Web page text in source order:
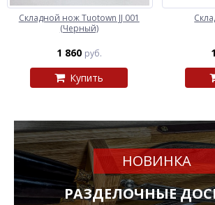
Складной нож Tuotown JJ 001
(Черный)
1 860 руб.
Купить
НОВИНКА
РАЗДЕЛОЧНЫЕ